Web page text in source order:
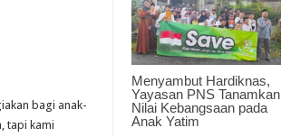
Menyambut Hardiknas,
Yayasan PNS Tanamkan
Nilai Kebangsaan pada
Anak Yatim
bagi anak-
tapi kami